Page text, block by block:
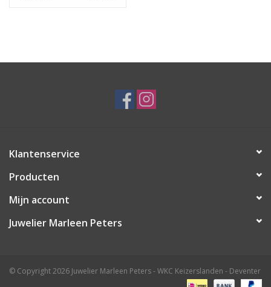
Klantenservice
Producten
Mijn account
Juwelier Marleen Peters
© Copyright 2026 Juwelier Marleen Peters - WKC Keizerslanden - Deventer